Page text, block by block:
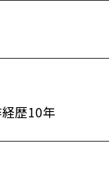
歴10年